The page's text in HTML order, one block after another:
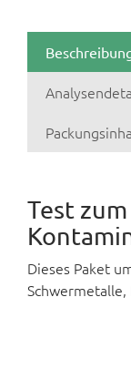
Test
Dieses Paket
Schwermetalle,